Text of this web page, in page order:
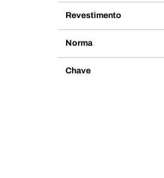
Revestimento
Norma
Chave